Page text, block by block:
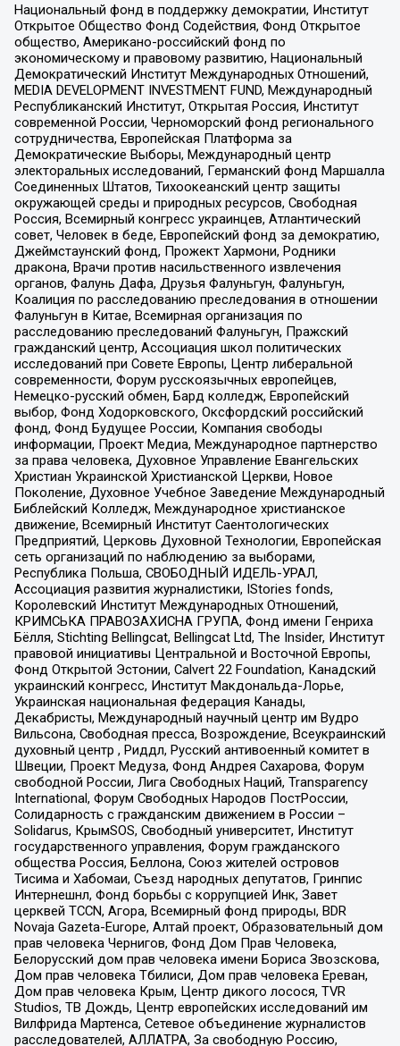
Национальный фонд в поддержку демократии, Институт
Открытое Общество Фонд Содействия, Фонд Открытое
общество, Американо-российский фонд по
экономическому и правовому развитию, Национальный
Демократический Институт Международных Отношений,
MEDIA DEVELOPMENT INVESTMENT FUND, Международный
Республиканский Институт, Открытая Россия, Институт
современной России, Черноморский фонд регионального
сотрудничества, Европейская Платформа за
Демократические Выборы, Международный центр
электоральных исследований, Германский фонд Маршалла
Соединенных Штатов, Тихоокеанский центр защиты
окружающей среды и природных ресурсов, Свободная
Россия, Всемирный конгресс украинцев, Атлантический
совет, Человек в беде, Европейский фонд за демократию,
Джеймстаунский фонд, Прожект Хармони, Родники
дракона, Врачи против насильственного извлечения
органов, Фалунь Дафа, Друзья Фалуньгун, Фалуньгун,
Коалиция по расследованию преследования в отношении
Фалуньгун в Китае, Всемирная организация по
расследованию преследований Фалуньгун, Пражский
гражданский центр, Ассоциация школ политических
исследований при Совете Европы, Центр либеральной
современности, Форум русскоязычных европейцев,
Немецко-русский обмен, Бард колледж, Европейский
выбор, Фонд Ходорковского, Оксфордский российский
фонд, Фонд Будущее России, Компания свободы
информации, Проект Медиа, Международное партнерство
за права человека, Духовное Управление Евангельских
Христиан Украинской Христианской Церкви, Новое
Поколение, Духовное Учебное Заведение Международный
Библейский Колледж, Международное христианское
движение, Всемирный Институт Саентологических
Предприятий, Церковь Духовной Технологии, Европейская
сеть организаций по наблюдению за выборами,
Республика Польша, СВОБОДНЫЙ ИДЕЛЬ-УРАЛ,
Ассоциация развития журналистики, IStories fonds,
Королевский Институт Международных Отношений,
КРИМСЬКА ПРАВОЗАХИСНА ГРУПА, Фонд имени Генриха
Бёлля, Stichting Bellingcat, Bellingcat Ltd, The Insider, Институт
правовой инициативы Центральной и Восточной Европы,
Фонд Открытой Эстонии, Calvert 22 Foundation, Канадский
украинский конгресс, Институт Макдональда-Лорье,
Украинская национальная федерация Канады,
Декабристы, Международный научный центр им Вудро
Вильсона, Свободная пресса, Возрождение, Всеукраинский
духовный центр , Риддл, Русский антивоенный комитет в
Швеции, Проект Медуза, Фонд Андрея Сахарова, Форум
свободной России, Лига Свободных Наций, Transparеncy
International, Форум Свободных Народов ПостРоссии,
Солидарность с гражданским движением в России –
Solidarus, КрымSOS, Свободный университет, Институт
государственного управления, Форум гражданского
общества Россия, Беллона, Союз жителей островов
Тисима и Хабомаи, Съезд народных депутатов, Гринпис
Интернешнл, Фонд борьбы с коррупцией Инк, Завет
церквей TCCN, Агора, Всемирный фонд природы, BDR
Novaja Gazeta-Europe, Алтай проект, Образовательный дом
прав человека Чернигов, Фонд Дом Прав Человека,
Белорусский дом прав человека имени Бориса Звозскова,
Дом прав человека Тбилиси, Дом прав человека Ереван,
Дом прав человека Крым, Центр дикого лосося, TVR
Studios, ТВ Дождь, Центр европейских исследований им
Вилфрида Мартенса, Сетевое объединение журналистов
расследователей, АЛЛАТРА, За свободную Россию,